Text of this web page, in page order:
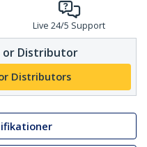
Live 24/5 Support
or Distributor
Distributors